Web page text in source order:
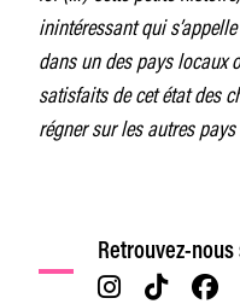
inintéressant qui
dans un des pays locaux
satisfaits de cet état des
régner sur les autres
Retrouvez-nous